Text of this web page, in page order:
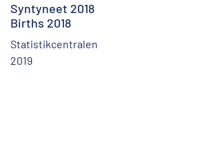
Syntyneet 2018
Births 2018
Statistikcentralen
2019